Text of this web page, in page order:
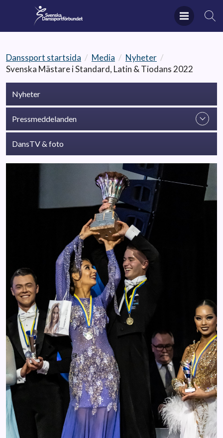
Danssport startsida / Media / Nyheter /
Svenska Mästare i Standard, Latin & Tiodans 2022
Nyheter
Pressmeddelanden
DansTV & foto